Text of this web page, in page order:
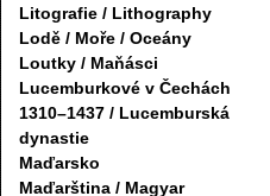
Litografie / Lithography
Lodě / Moře / Oceány
Loutky / Maňásci
Lucemburkové v Čechách
1310–1437 / Lucemburská
dynastie
Maďarsko
Maďarština / Magyar